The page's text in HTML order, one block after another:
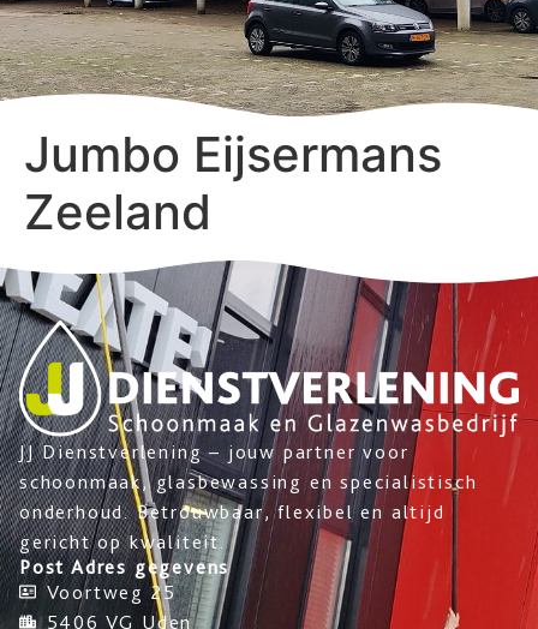
Jumbo Eijsermans
Zeeland
JJ Dienstverlening – jouw partner voor
schoonmaak, glasbewassing en specialistisch
onderhoud. Betrouwbaar, flexibel en altijd
gericht op kwaliteit.
Post Adres gegevens
Voortweg 25
5406 VG Uden